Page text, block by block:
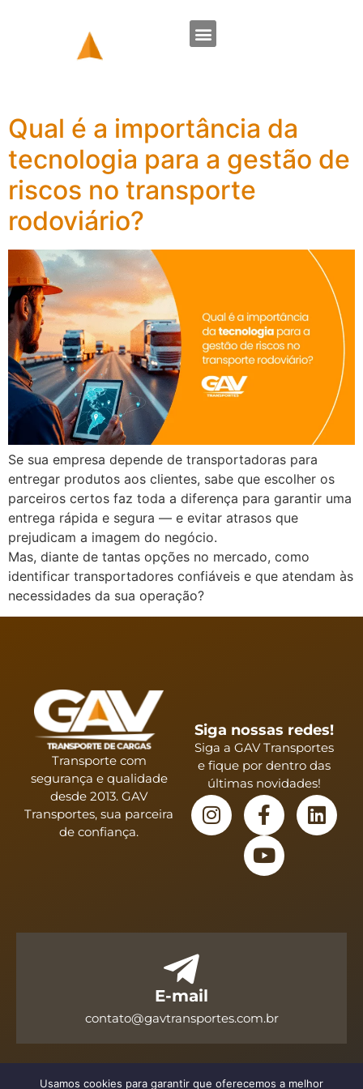
Qual é a importância da
tecnologia para a gestão de
riscos no transporte
rodoviário?
Se sua empresa depende de transportadoras para
entregar produtos aos clientes, sabe que escolher os
parceiros certos faz toda a diferença para garantir uma
entrega rápida e segura — e evitar atrasos que
prejudicam a imagem do negócio.
Mas, diante de tantas opções no mercado, como
identificar transportadores confiáveis e que atendam às
necessidades da sua operação?
Transporte com
segurança e qualidade
desde 2013. GAV
Transportes, sua parceira
de confiança.
Siga nossas redes!
Siga a GAV Transportes
e fique por dentro das
últimas novidades!
E-mail
contato@gavtransportes.com.br
Usamos cookies para garantir que oferecemos a melhor